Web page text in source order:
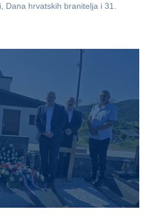
Dana hrvatskih branitelja i 31.